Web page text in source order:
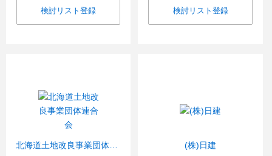
検討リスト登録 検討リスト登録
(株)日建